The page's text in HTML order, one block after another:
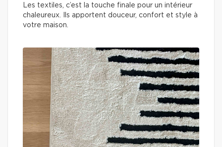
Les textiles, c’est la touche finale pour un intérieur
chaleureux. Ils apportent douceur, confort et style à
votre maison.